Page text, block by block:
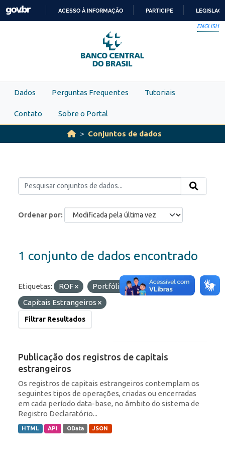
Skip to main content
PARA
O
CONTEÚDO
ACESSO À INFORMAÇÃO PARTICIPE
ENGLISH
Dados Perguntas Frequentes Tutoriais
Contato Sobre o Portal
Conjuntos de dados
Ordenar por
1 conjunto de dados encontrado
Etiquetas: ROF Portfólio
IED
Capitais Estrangeiros
Filtrar Resultados
Publicação dos registros de capitais
estrangeiros
Os registros de capitais estrangeiros contemplam os
seguintes tipos de operações, criadas ou encerradas
em cada período data-base, no âmbito do sistema de
Registro Declaratório...
HTML API OData JSON